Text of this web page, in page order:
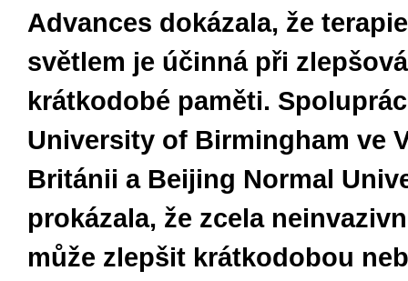
Advances dokázala, že
světlem je účinná při
krátkodobé paměti.
University of Birmingham ve
Británii a Beijing Normal
prokázala, že zcela
může zlepšit krátkodobou